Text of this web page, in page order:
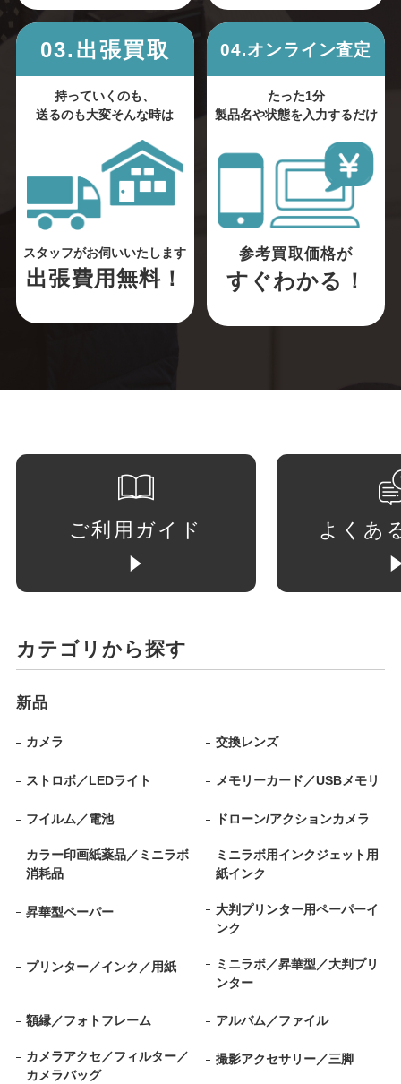
03.出張買取
持っていくのも、
送るのも大変そんな時は
スタッフがお伺いいたします
出張費用無料！
04.オンライン査定
たった1分
製品名や状態を入力するだけ
参考買取価格が
すぐわかる！
ご利用ガイド よくあ
カテゴリから探す
新品
カメラ 交換レンズ
ストロボ／LEDライト メモリーカード／USBメモリ
フイルム／電池 ドローン/アクションカメラ
カラー印画紙薬品／ミニラボ
消耗品
ミニラボ用インクジェット用
紙インク
昇華型ペーパー
大判プリンター用ペーパーイ
ンク
プリンター／インク／用紙
ミニラボ／昇華型／大判プリ
ンター
額縁／フォトフレーム アルバム／ファイル
カメラアクセ／フィルター／
カメラバッグ
撮影アクセサリー／三脚